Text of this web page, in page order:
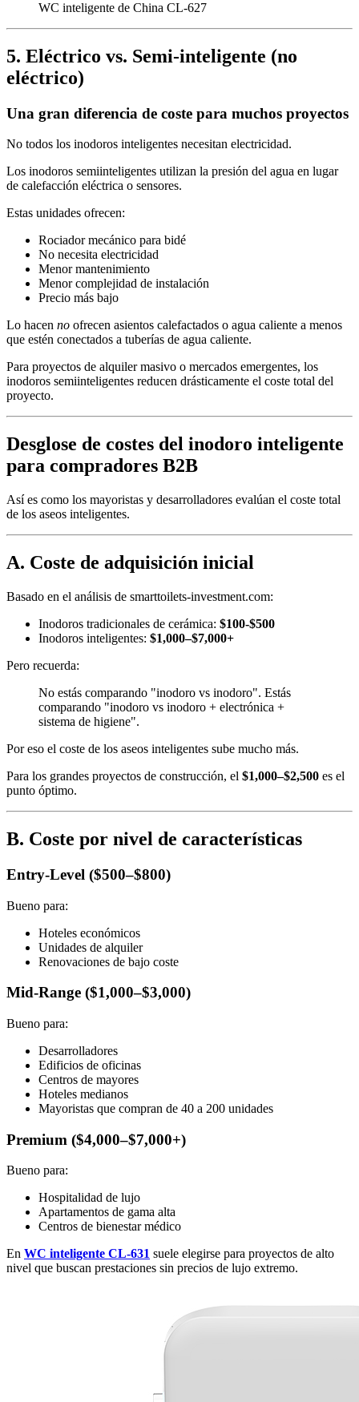
WC inteligente de China CL-627
5. Eléctrico vs. Semi-inteligente (no
eléctrico)
Una gran diferencia de coste para muchos proyectos
No todos los inodoros inteligentes necesitan electricidad.
Los inodoros semiinteligentes utilizan la presión del agua en lugar
de calefacción eléctrica o sensores.
Estas unidades ofrecen:
Rociador mecánico para bidé
No necesita electricidad
Menor mantenimiento
Menor complejidad de instalación
Precio más bajo
Lo hacen no ofrecen asientos calefactados o agua caliente a menos
que estén conectados a tuberías de agua caliente.
Para proyectos de alquiler masivo o mercados emergentes, los
inodoros semiinteligentes reducen drásticamente el coste total del
proyecto.
Desglose de costes del inodoro inteligente
para compradores B2B
Así es como los mayoristas y desarrolladores evalúan el coste total
de los aseos inteligentes.
A. Coste de adquisición inicial
Basado en el análisis de smarttoilets-investment.com:
Inodoros tradicionales de cerámica: $100-$500
Inodoros inteligentes: $1,000–$7,000+
Pero recuerda:
No estás comparando "inodoro vs inodoro". Estás
comparando "inodoro vs inodoro + electrónica +
sistema de higiene".
Por eso el coste de los aseos inteligentes sube mucho más.
Para los grandes proyectos de construcción, el $1,000–$2,500 es el
punto óptimo.
B. Coste por nivel de características
Entry-Level ($500–$800)
Bueno para:
Hoteles económicos
Unidades de alquiler
Renovaciones de bajo coste
Mid-Range ($1,000–$3,000)
Bueno para:
Desarrolladores
Edificios de oficinas
Centros de mayores
Hoteles medianos
Mayoristas que compran de 40 a 200 unidades
Premium ($4,000–$7,000+)
Bueno para:
Hospitalidad de lujo
Apartamentos de gama alta
Centros de bienestar médico
En WC inteligente CL-631 suele elegirse para proyectos de alto
nivel que buscan prestaciones sin precios de lujo extremo.